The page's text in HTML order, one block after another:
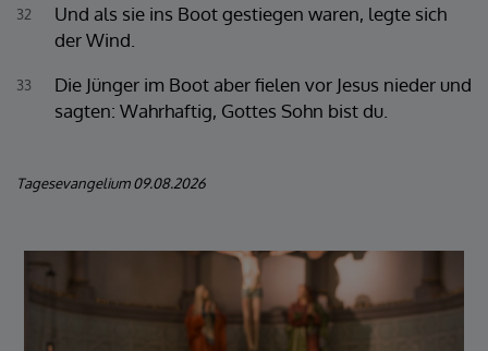
32
Und als sie ins Boot gestiegen waren, legte sich
der Wind.
33
Die Jünger im Boot aber fielen vor Jesus nieder und
sagten: Wahrhaftig, Gottes Sohn bist du.
Tagesevangelium 09.08.2026